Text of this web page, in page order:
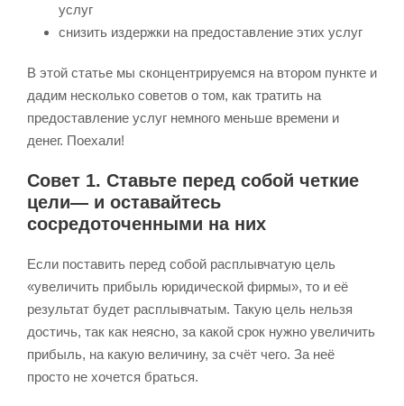
услуг
снизить издержки на предоставление этих услуг
В этой статье мы сконцентрируемся на втором пункте и
дадим несколько советов о том, как тратить на
предоставление услуг немного меньше времени и
денег. Поехали!
Совет 1. Ставьте перед собой четкие
цели— и оставайтесь
сосредоточенными на них
Если поставить перед собой расплывчатую цель
«увеличить прибыль юридической фирмы», то и её
результат будет расплывчатым. Такую цель нельзя
достичь, так как неясно, за какой срок нужно увеличить
прибыль, на какую величину, за счёт чего. За неё
просто не хочется браться.